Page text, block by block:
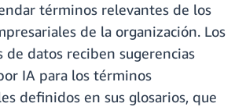
términos relevantes de los
de la organización. Los
de datos reciben sugerencias
IA para los términos
definidos en sus glosarios, que